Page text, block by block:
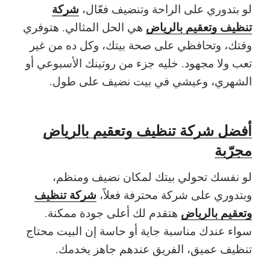
لو بتدوري على الراحة وتنضيف فعّال، شركة
تنظيف وتعقيم بالرياض هي الحل المثالي. هتوفري
وقتك، وتحافظي على صحة بيتك، وكل ده من غير
تعب ولا مجهود. خليه جزء من روتينك الأسبوعي أو
الشهري، وعيشي في بيت نضيف على طول.
أفضل شركة تنظيف وتعقيم بالرياض
مجرّبة
لو نفسك تحولي بيتك لمكان نضيف ومنظم،
وبتدوري على شركة محترفة فعلاً، شركة تنظيف
وتعقيم بالرياض هتقدم لك أعلى جودة ممكنة.
سواء عندك مناسبة جاية أو حاسة إن البيت محتاج
تنظيف عميق، الفريق عندهم جاهز يخدمك.